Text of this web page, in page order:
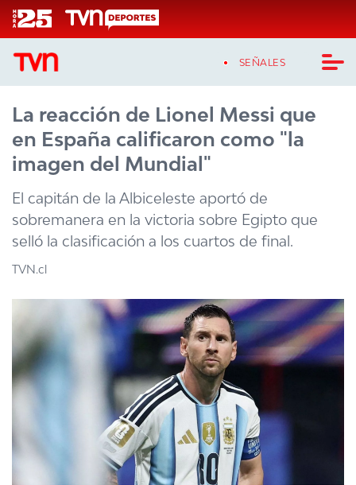
Click acá para ir directamente al contenido
SEÑALES
CASTING MASTERCHEF CHILE
CASTING TVN VERTICAL
TVN VERTICAL
TVN PLAY
PROGRAMAS
TELESERIES
NTV
ACTUALIDAD Y TENDENCIAS
CORPORATIVO Y TRANSPARENCIA
CANAL DE DENUNCIAS
La reacción de Lionel Messi que
en España calificaron como "la
imagen del Mundial"
El capitán de la Albiceleste aportó de
sobremanera en la victoria sobre Egipto que
selló la clasificación a los cuartos de final.
TVN.cl